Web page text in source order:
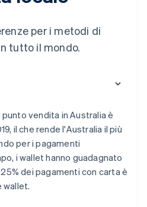
per i metodi di
tutto il mondo.
vendita in Australia è
il che rende l'Australia il più
per i pagamenti
i wallet hanno guadagnato
dei pagamenti con carta è
English